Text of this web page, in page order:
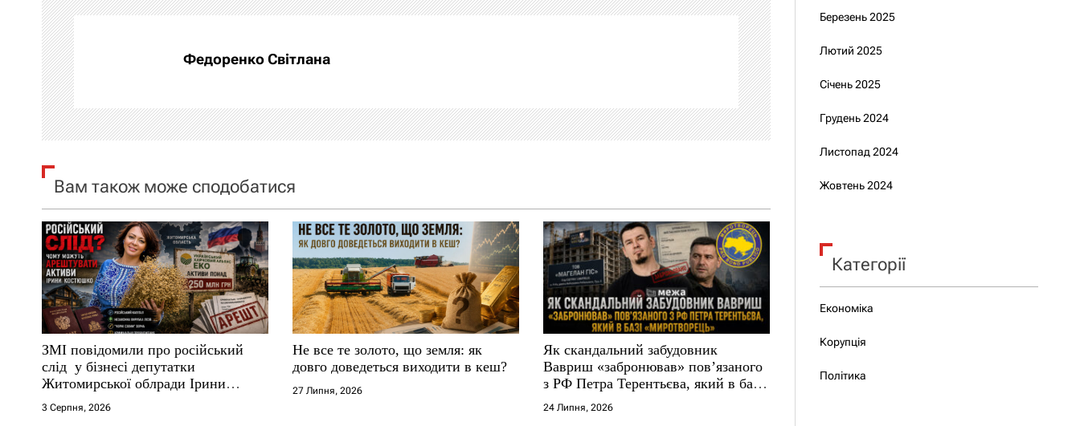
г
а
ц
і
я
а
п
и
с
і
в
Федоренко Світлана
Вам також може сподобатися
ЗМІ повідомили про російський
слід у бізнесі депутатки
Житомирської облради Ірини
Костюшко та чому можуть
арештувати її активи
3 Серпня, 2026
Не все те золото, що земля: як
довго доведеться виходити в кеш?
27 Липня, 2026
Як скандальний забудовник
Вавриш «забронював» повʼязаного
з РФ Петра Терентьєва, який в базі
«Миротворець»
24 Липня, 2026
Березень 2025
Лютий 2025
Січень 2025
Грудень 2024
Листопад 2024
Жовтень 2024
Категорії
Економіка
Корупція
Політика